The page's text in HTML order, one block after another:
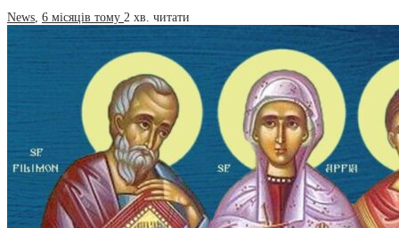
News, 6 місяців тому 2 хв. читати